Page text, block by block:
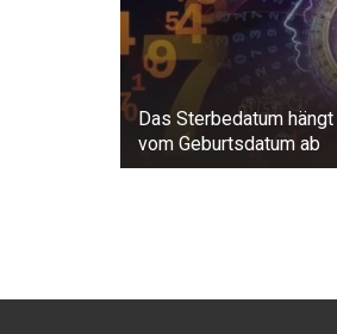
Das Sterbedatum hängt
vom Geburtsdatum ab